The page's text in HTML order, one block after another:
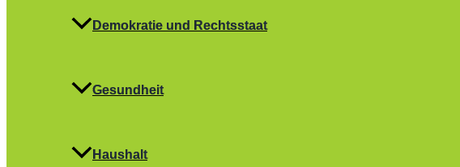
Demokratie und Rechtsstaat
Gesundheit
Haushalt